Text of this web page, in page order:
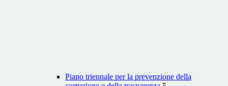
Piano triennale per la prevenzione della